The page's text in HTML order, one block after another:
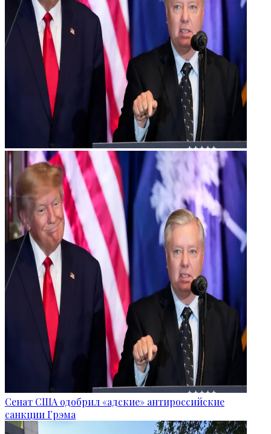
Сенат США одобрил «адские» антироссийские
санкции Грэма